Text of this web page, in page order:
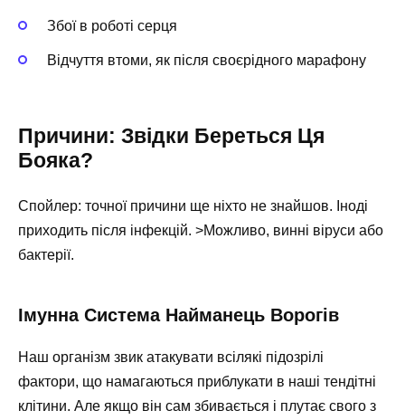
Збої в роботі серця
Відчуття втоми, як після своєрідного марафону
Причини: Звідки Береться Ця
Бояка?
Спойлер: точної причини ще ніхто не знайшов. Іноді
приходить після інфекцій. >Можливо, винні віруси або
бактерії.
Імунна Система Найманець Ворогів
Наш організм звик атакувати всілякі підозрілі
фактори, що намагаються приблукати в наші тендітні
клітини. Але якщо він сам збивається і плутає свого з